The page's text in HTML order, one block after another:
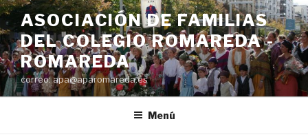
Saltar
al
contenido
ASOCIACIÓN DE FAMILIAS
DEL COLEGIO ROMAREDA -
ROMAREDA
correo: apa@aparomareda.es
Menú